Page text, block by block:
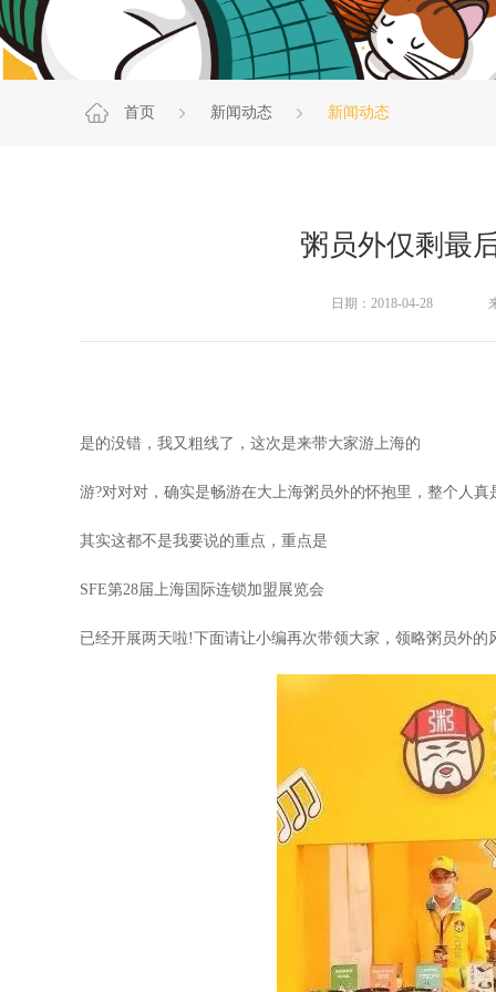
首页 新闻动态 新闻动态
粥员外仅剩最
日期：2018-04-28
是的没错，我又粗线了，这次是来带大家游上海的
游?对对对，确实是畅游在大上海粥员外的怀抱里，整个人真
其实这都不是我要说的重点，重点是
SFE第28届上海国际连锁加盟展览会
已经开展两天啦!下面请让小编再次带领大家，领略粥员外的